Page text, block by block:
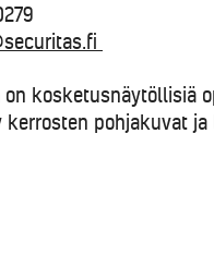
on kosketusnäytöllisiä
kerrosten pohjakuvat